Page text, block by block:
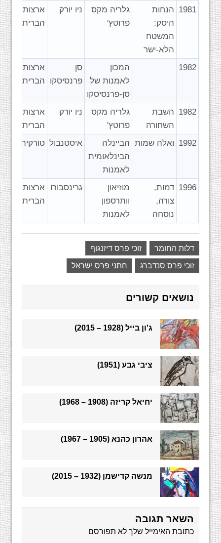
1981 הנחות
היסק:
המשטח
הלא-ישר
גלריה מקס
פרוטץ'
ניו יורק
ארצות
הברית
1982
המכון
לאמנות של
סן-פרנסיסקו
סן
פרנסיסקו
ארצות
הברית
1982 השבת
השחורה
גלריה מקס
פרוטץ'
ניו יורק
ארצות
הברית
1992 ואלה שמות הביינלה
הבינלאומית
לאמנות
איסטנבול טורקיה
1996 דמות,
צורה,
נוסחה
מוזיאון
וותרספון
לאמנות
גרינסבורו
ארצות
הברית
דלות החומר זוכי פרס דיזנגוף
זוכי פרס סנדברג חתני פרס ישראל
נושאים קשורים
ג'ון בייל (1928 – 2015)
ציבי גבע (1951)
יחיאל קריזה (1908 – 1968)
אהרון כהנא (1905 – 1967)
מנשה קדישמן (1932 – 2015)
השאר תגובה
כתובת האימייל שלך לא תפורסם